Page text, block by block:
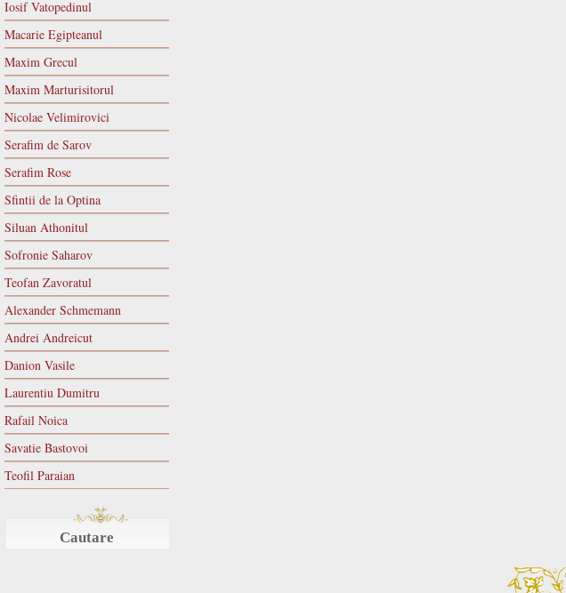
Iosif Vatopedinul
Macarie Egipteanul
Maxim Grecul
Maxim Marturisitorul
Nicolae Velimirovici
Serafim de Sarov
Serafim Rose
Sfintii de la Optina
Siluan Athonitul
Sofronie Saharov
Teofan Zavoratul
Alexander Schmemann
Andrei Andreicut
Danion Vasile
Laurentiu Dumitru
Rafail Noica
Savatie Bastovoi
Teofil Paraian
Cautare